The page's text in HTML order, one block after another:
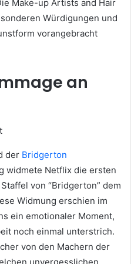
Make-up Artists and Hair
Würdigungen und
vorangebracht
an
der Bridgerton
widmete Netflix die ersten
von “Bridgerton” dem
Widmung erschien im
ein emotionaler Moment,
noch einmal unterstrich.
von den Machern der